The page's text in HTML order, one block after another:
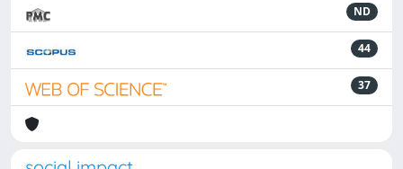
ND
44
37